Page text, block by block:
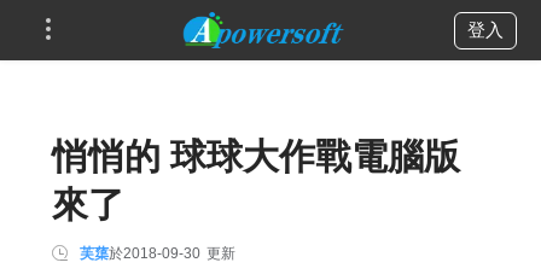
登入
悄悄的 球球大作戰電腦版
來了
芙蕖於2018-09-30 更新